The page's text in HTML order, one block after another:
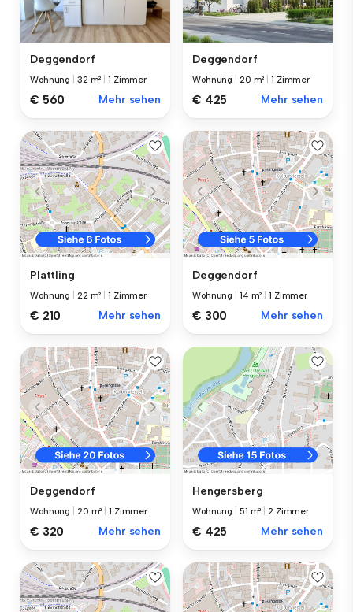
Deggendorf
Wohnung 32 m² |1 Zimmer
€ 560 Mehr sehen
Deggendorf
Wohnung 20 m² |1 Zimmer
€ 425 Mehr sehen
Plattling
Wohnung 22 m² |1 Zimmer
€ 210 Mehr sehen
Deggendorf
Wohnung 14 m² |1 Zimmer
€ 300 Mehr sehen
Deggendorf
Wohnung 20 m² |1 Zimmer
€ 320 Mehr sehen
Hengersberg
Wohnung 51 m² |2 Zimmer
€ 425 Mehr sehen